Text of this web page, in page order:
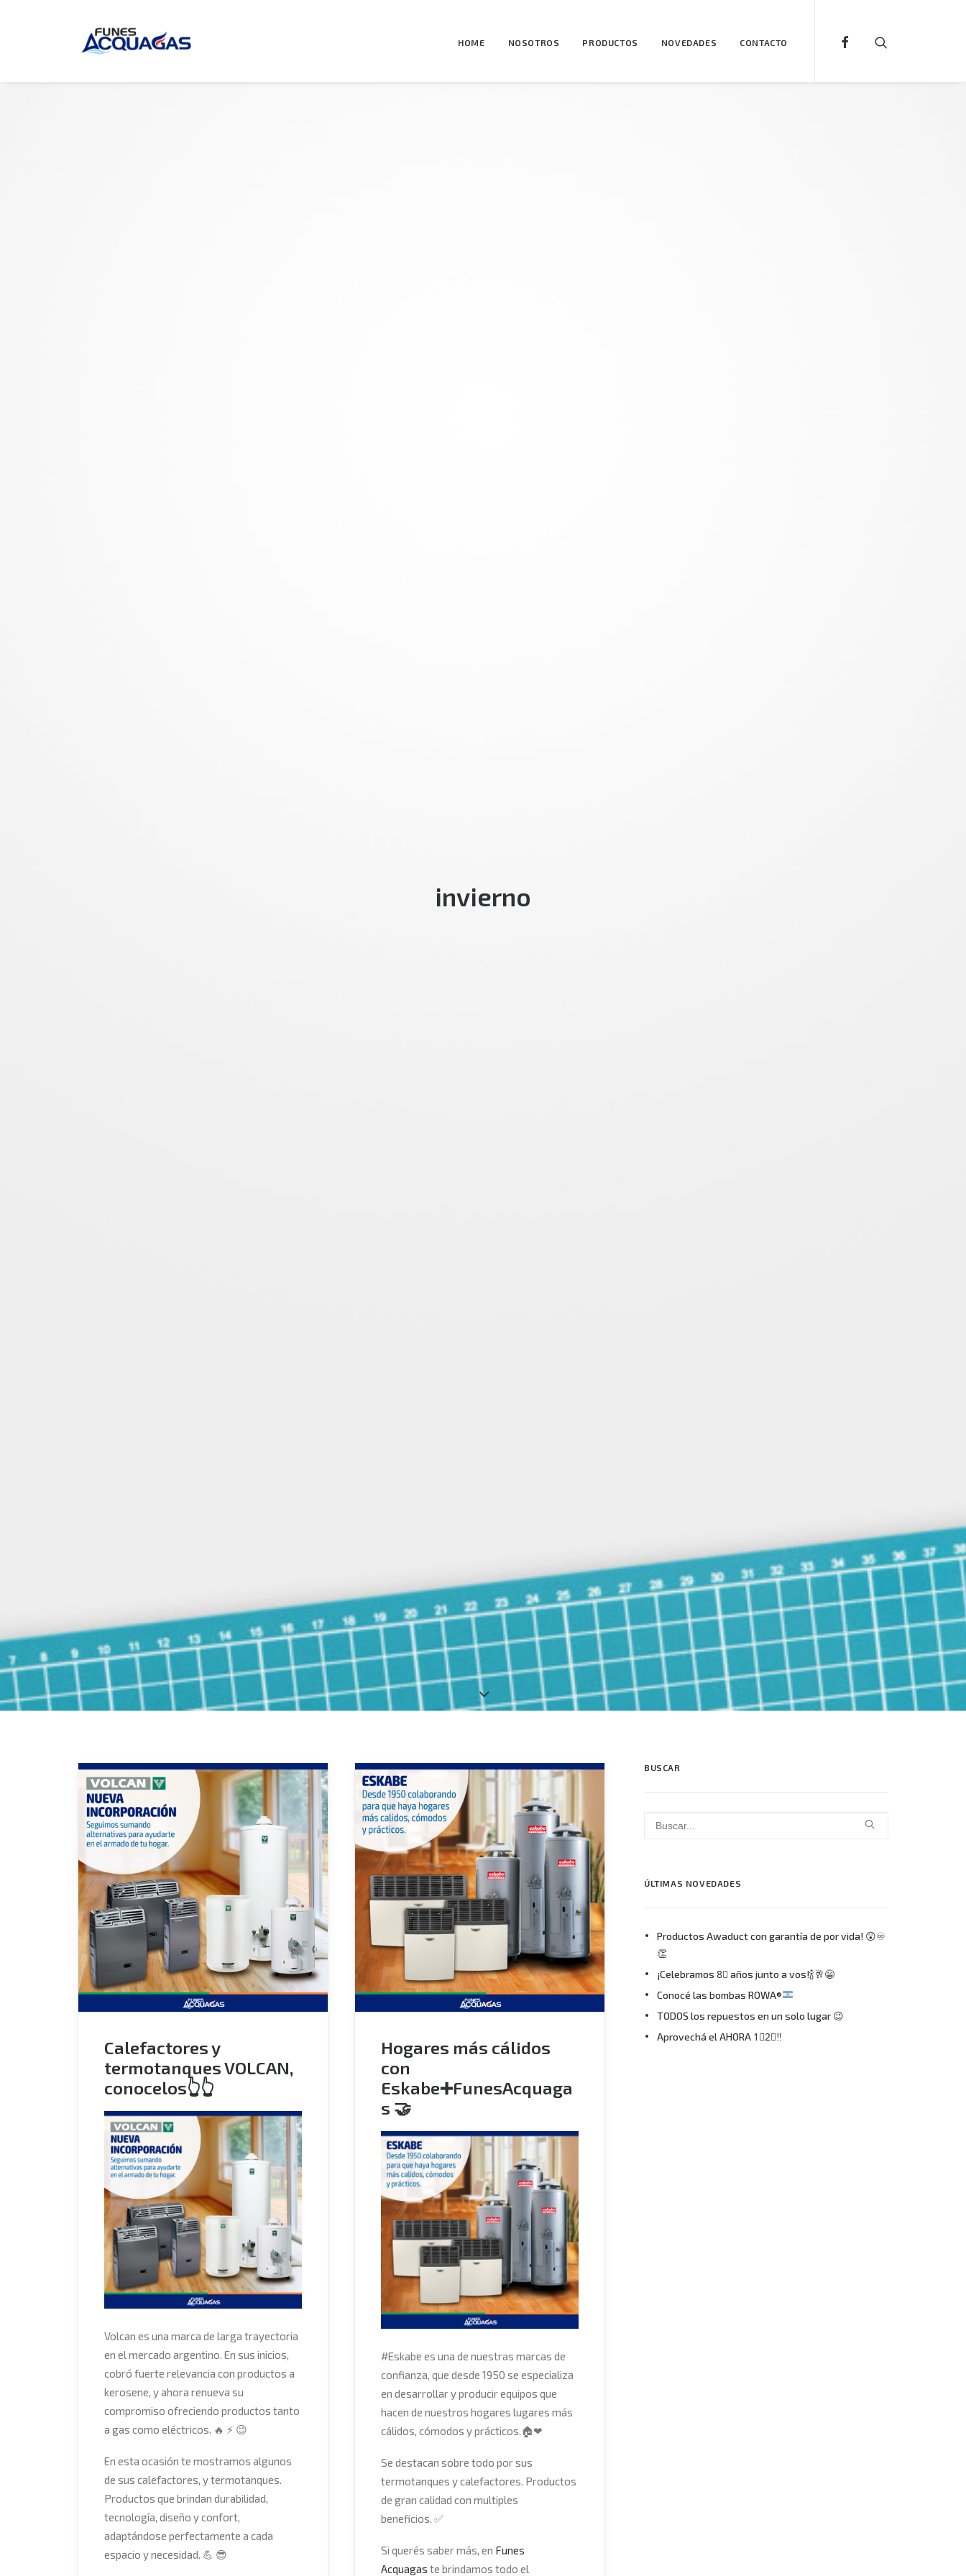
HOME NOSOTROS PRODUCTOS NOVEDADES CONTACTO
invierno
Calefactores y
termotanques VOLCAN,
conocelos👆👆
Volcan es una marca de larga trayectoria
en el mercado argentino. En sus inicios,
cobró fuerte relevancia con productos a
kerosene, y ahora renueva su
compromiso ofreciendo productos tanto
a gas como eléctricos. 🔥 ⚡ 😉
En esta ocasión te mostramos algunos
de sus calefactores, y termotanques.
Productos que brindan durabilidad,
tecnología, diseño y confort,
adaptándose perfectamente a cada
espacio y necesidad. 💪 😎
Hogares más cálidos
con
Eskabe➕FunesAcquaga
s 🤝
#Eskabe es una de nuestras marcas de
confianza, que desde 1950 se especializa
en desarrollar y producir equipos que
hacen de nuestros hogares lugares más
cálidos, cómodos y prácticos. 🏠❤
Se destacan sobre todo por sus
termotanques y calefactores. Productos
de gran calidad con multiples
beneficios. ✅
Si querés saber más, en Funes
Acquagas te brindamos todo el
BUSCAR
ÚLTIMAS NOVEDADES
Productos Awaduct con garantía de por vida! 😲♾
👏
¡Celebramos 8⃣ años junto a vos!🍾🥂😁
Conocé las bombas ROWA®
TODOS los repuestos en un solo lugar 😉
Aprovechá el AHORA 1⃣2⃣‼